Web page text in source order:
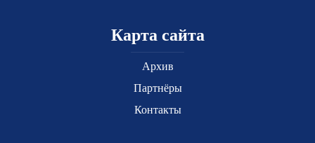
Карта сайта
Архив
Партнёры
Контакты